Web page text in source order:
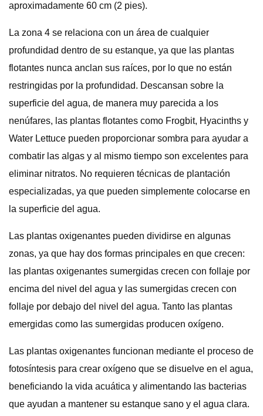
aproximadamente 60 cm (2 pies).
La zona 4 se relaciona con un área de cualquier
profundidad dentro de su estanque, ya que las plantas
flotantes nunca anclan sus raíces, por lo que no están
restringidas por la profundidad. Descansan sobre la
superficie del agua, de manera muy parecida a los
nenúfares, las plantas flotantes como Frogbit, Hyacinths y
Water Lettuce pueden proporcionar sombra para ayudar a
combatir las algas y al mismo tiempo son excelentes para
eliminar nitratos. No requieren técnicas de plantación
especializadas, ya que pueden simplemente colocarse en
la superficie del agua.
Las plantas oxigenantes pueden dividirse en algunas
zonas, ya que hay dos formas principales en que crecen:
las plantas oxigenantes sumergidas crecen con follaje por
encima del nivel del agua y las sumergidas crecen con
follaje por debajo del nivel del agua. Tanto las plantas
emergidas como las sumergidas producen oxígeno.
Las plantas oxigenantes funcionan mediante el proceso de
fotosíntesis para crear oxígeno que se disuelve en el agua,
beneficiando la vida acuática y alimentando las bacterias
que ayudan a mantener su estanque sano y el agua clara.